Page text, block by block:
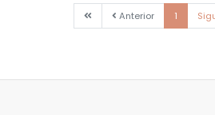
PrimeraAnteriorAnterior
1